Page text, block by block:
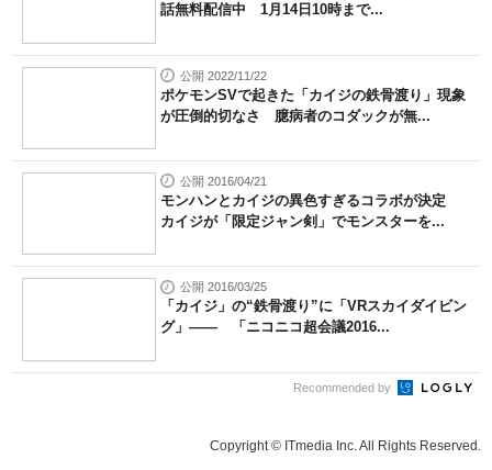
話無料配信中 1月14日10時まで...
公開 2022/11/22
ポケモンSVで起きた「カイジの鉄骨渡り」現象
が圧倒的切なさ 臆病者のコダックが無...
公開 2016/04/21
モンハンとカイジの異色すぎるコラボが決定
カイジが「限定ジャン剣」でモンスターを...
公開 2016/03/25
「カイジ」の“鉄骨渡り”に「VRスカイダイビン
グ」―― 「ニコニコ超会議2016...
Recommended by
Copyright © ITmedia Inc. All Rights Reserved.